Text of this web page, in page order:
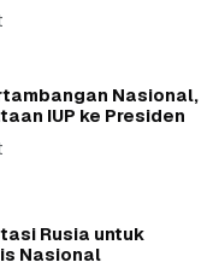
Nasional,
IUP ke Presiden
Rusia untuk
Nasional